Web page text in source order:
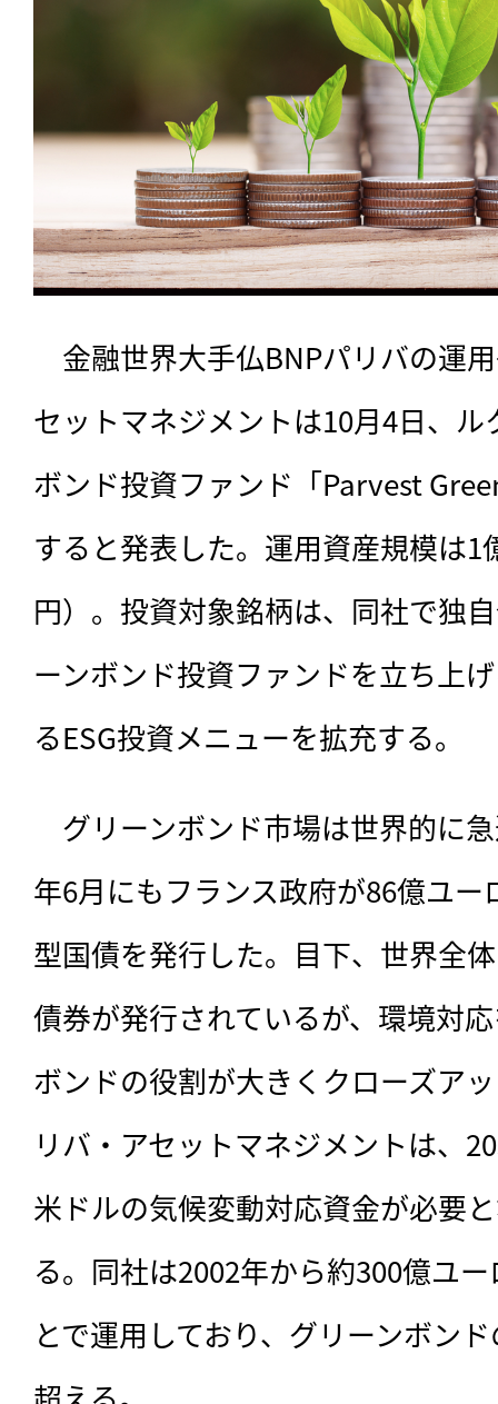
金融世界大手仏BNPパリバの運
セットマネジメントは10月4日、
ボンド投資ファンド「Parvest
すると発表した。運用資産規模は1
円）。投資対象銘柄は、同社で独
ーンボンド投資ファンドを立ち上
るESG投資メニューを拡充する。
グリーンボンド市場は世界的に
年6月にもフランス政府が86億ユ
型国債を発行した。目下、世界全
債券が発行されているが、環境対
ボンドの役割が大きくクローズア
リバ・アセットマネジメントは、
米ドルの気候変動対応資金が必要
る。同社は2002年から約300億ユ
とで運用しており、グリーンボン